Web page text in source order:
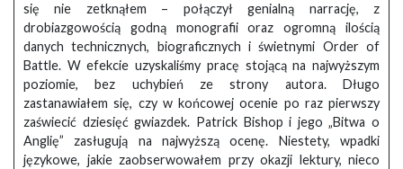
się nie zetknąłem – połączył genialną narrację, z
drobiazgowością godną monografii oraz ogromną ilością
danych technicznych, biograficznych i świetnymi Order of
Battle. W efekcie uzyskaliśmy pracę stojącą na najwyższym
poziomie, bez uchybień ze strony autora. Długo
zastanawiałem się, czy w końcowej ocenie po raz pierwszy
zaświecić dziesięć gwiazdek. Patrick Bishop i jego „Bitwa o
Anglię” zasługują na najwyższą ocenę. Niestety, wpadki
językowe, jakie zaobserwowałem przy okazji lektury, nieco